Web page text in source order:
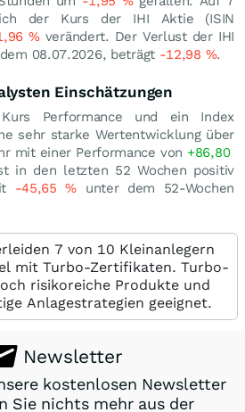
der Kurs der IHI Aktie (ISIN
%verändert. Der Verlust der IHI
08.07.2026, beträgt -12,98 %.
Einschätzungen
Performance und ein Index
sehr starke Wertentwicklung über
mit einer Performance von +86,80
in den letzten 52 Wochen positiv
-45,65% unter dem 52-Wochen
7 von 10 Kleinanlegern
mit Turbo-Zertifikaten. Turbo-
risikoreiche Produkte und
Anlagestrategien geeignet.
Newsletter
kostenlosen Newsletter
Sie nichts mehr aus der